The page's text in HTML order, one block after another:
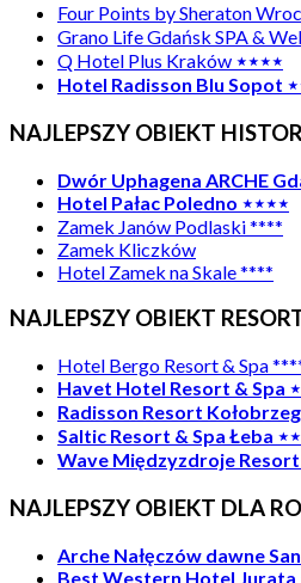
Four Points by Sheraton
Grano Life Gdańsk SPA &
Q Hotel Plus Kraków ⋆⋆⋆⋆
Hotel Radisson Blu Sopot
NAJLEPSZY OBIEKT
Dwór Uphagena ARCHE
Hotel Pałac Poledno ⋆⋆⋆⋆
Zamek Janów Podlaski ****
Zamek Kliczków
Hotel Zamek na Skale ****
NAJLEPSZY OBIEKT
Hotel Bergo Resort & Spa
Havet Hotel Resort & Spa
Radisson Resort
Saltic Resort & Spa Łeba
Wave Międzyzdroje Resort
NAJLEPSZY OBIEKT DLA
Arche Nałęczów dawne
Best Western Hotel Jurata